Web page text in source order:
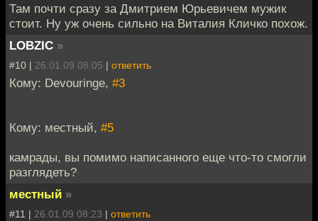
Там почти сразу за Дмитрием Юрьевичем мужик
стоит. Ну уж очень сильно на Виталия Кличко похож.
LOBZIC »
#10 | 26.01.09 08:05 | ответить
Кому: Devouringe, #3
Кому: местный, #5
камрады, вы помимо написанного еще что-то смогли
разглядеть?
местный »
#11 | 26.01.09 08:23 | ответить